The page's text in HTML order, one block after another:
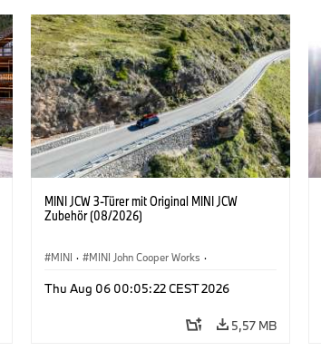
MINI JCW 3-Türer mit Original MINI JCW
Zubehör (08/2026)
MINI · MINI John Cooper Works ·
Sonderausstattungen, Zubehör
Thu Aug 06 00:05:22 CEST 2026
5,57 MB